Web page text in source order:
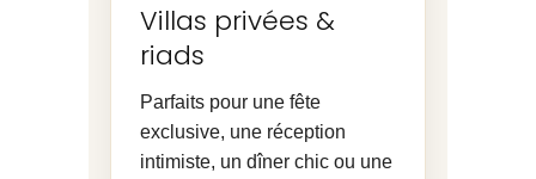
Villas privées &
riads
Parfaits pour une fête
exclusive, une réception
intimiste, un dîner chic ou une